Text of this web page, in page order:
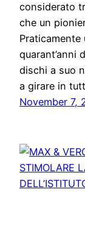
considerato
che un
quarant’anni
dischi a suo
a girare in
November 7,